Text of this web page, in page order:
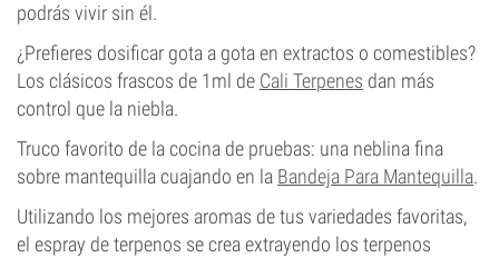
podrás vivir sin él.
¿Prefieres dosificar gota a gota en extractos o comestibles?
Los clásicos frascos de 1ml de Cali Terpenes dan más
control que la niebla.
Truco favorito de la cocina de pruebas: una neblina fina
sobre mantequilla cuajando en la Bandeja Para Mantequilla.
Utilizando los mejores aromas de tus variedades favoritas,
el espray de terpenos se crea extrayendo los terpenos